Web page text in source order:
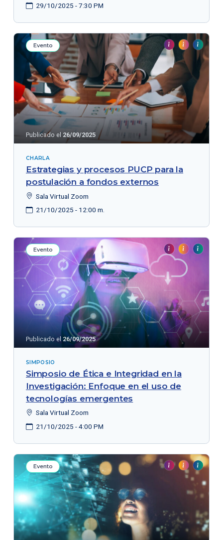
29/10/2025 - 7:30 PM
Evento
Publicado el 26/09/2025
CHARLA
Estrategias y procesos PUCP para la
postulación a fondos externos
Sala Virtual Zoom
21/10/2025 - 12:00 m.
Evento
Publicado el 26/09/2025
SIMPOSIO
Simposio de Ética e Integridad en la
Investigación: Enfoque en el uso de
tecnologías emergentes
Sala Virtual Zoom
21/10/2025 - 4:00 PM
Evento